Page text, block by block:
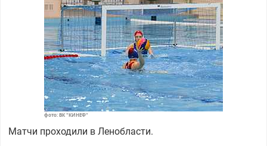
фото: ВК "КИНЕФ"
Матчи проходили в Ленобласти.